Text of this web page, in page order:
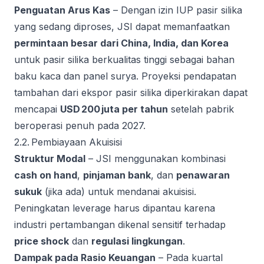
Penguatan Arus Kas – Dengan izin IUP pasir silika
yang sedang diproses, JSI dapat memanfaatkan
permintaan besar dari China, India, dan Korea
untuk pasir silika berkualitas tinggi sebagai bahan
baku kaca dan panel surya. Proyeksi pendapatan
tambahan dari ekspor pasir silika diperkirakan dapat
mencapai USD 200 juta per tahun setelah pabrik
beroperasi penuh pada 2027.
2.2. Pembiayaan Akuisisi
Struktur Modal – JSI menggunakan kombinasi
cash on hand, pinjaman bank, dan penawaran
sukuk (jika ada) untuk mendanai akuisisi.
Peningkatan leverage harus dipantau karena
industri pertambangan dikenal sensitif terhadap
price shock dan regulasi lingkungan.
Dampak pada Rasio Keuangan – Pada kuartal